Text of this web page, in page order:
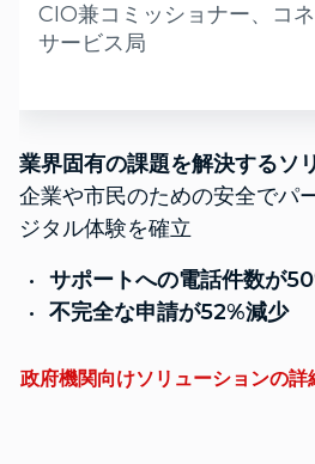
業界固有の課題を解決するソ
企業や市民のための安全でパ
ジタル体験を確立
サポートへの電話件数が
不完全な申請が52%減少
政府機関向けソリューションの詳
CIO兼コミッショナー、コ
サービス局